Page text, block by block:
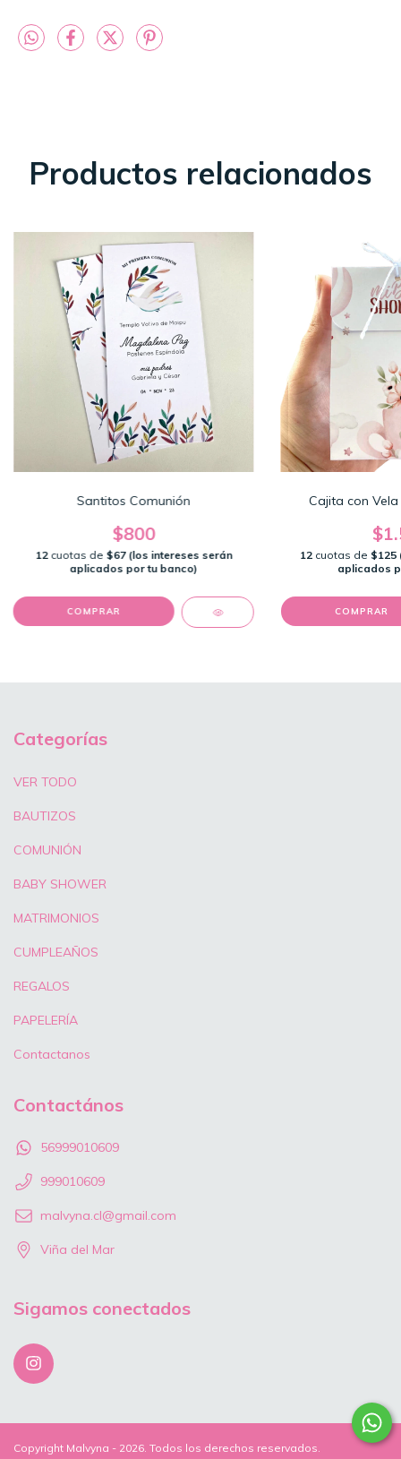
Productos relacionados
Santitos Comunión
$800
12 cuotas de $67 (los intereses serán
aplicados por tu banco)
COMPRAR
Cajita con
12 cuotas de $125
aplicados
COMPRAR
Categorías
VER TODO
BAUTIZOS
COMUNIÓN
BABY SHOWER
MATRIMONIOS
CUMPLEAÑOS
REGALOS
PAPELERÍA
Contactanos
Contactános
56999010609
999010609
malvyna.cl@gmail.com
Viña del Mar
Sigamos conectados
Copyright Malvyna - 2026. Todos los derechos reservados.